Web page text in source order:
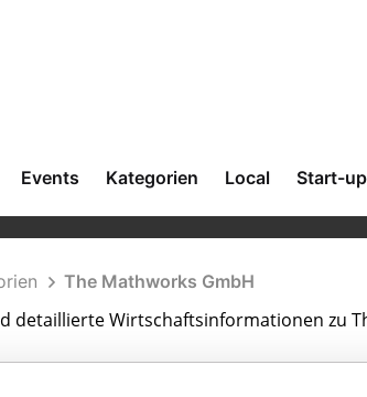
Events Kategorien Local Start-
The Mathworks GmbH
detaillierte Wirtschaftsinformationen zu